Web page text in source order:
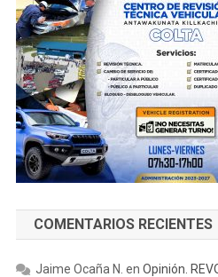
COMENTARIOS RECIENTES
Jaime Ocaña N. en Opinión.